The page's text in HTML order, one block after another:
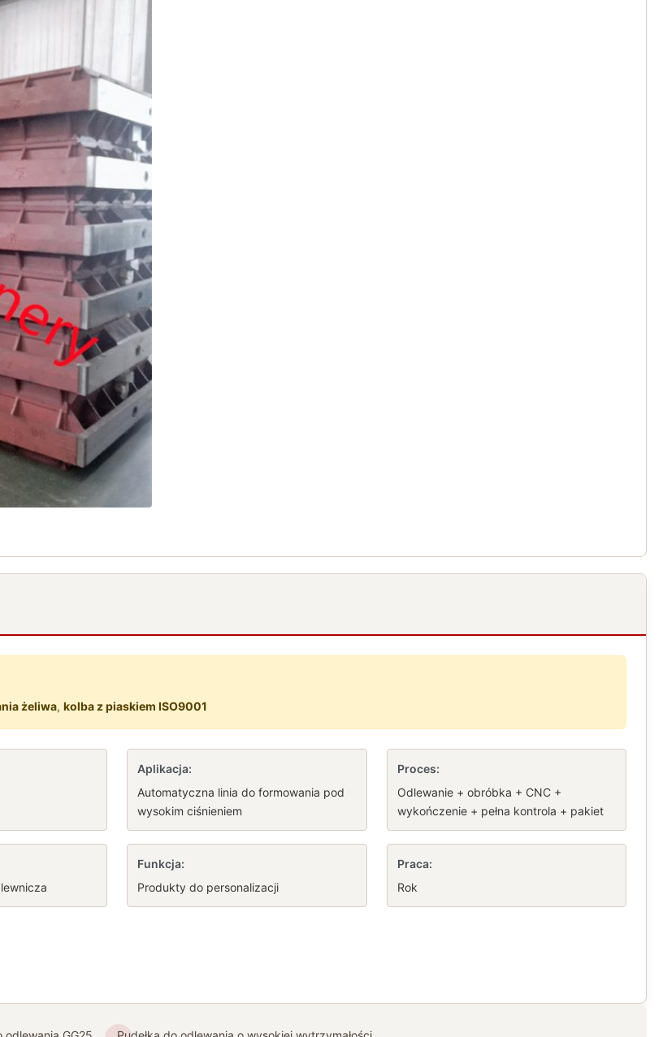
żeliwa, kolba z piaskiem ISO9001
Aplikacja:
Automatyczna linia do formowania pod
wysokim ciśnieniem
Proces:
Odlewanie + obróbka + CNC +
wykończenie + pełna kontrola + pakiet
Funkcja:
Produkty do personalizacji
Praca:
Rok